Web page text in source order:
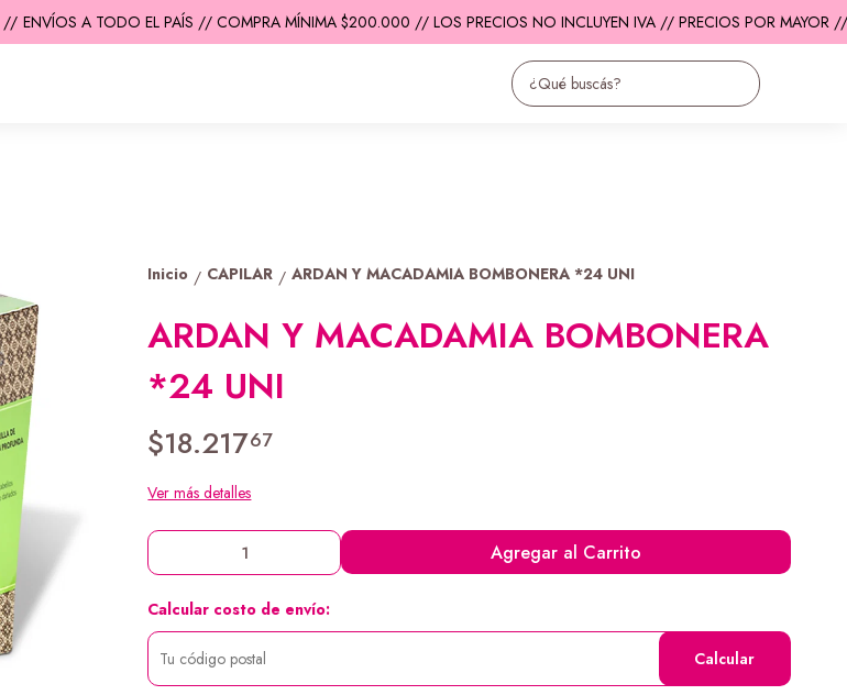
ENVÍOS A TODO EL PAÍS // COMPRA MÍNIMA $200.000 // LOS PRECIOS NO INCLUYEN IVA // PRECIOS POR MAYOR //
Inicio / CAPILAR / ARDAN Y MACADAMIA BOMBONERA *24 UNI
ARDAN Y MACADAMIA BOMBONERA
*24 UNI
$18.21767
Ver más detalles
Agregar al Carrito
Calcular costo de envío:
Calcular